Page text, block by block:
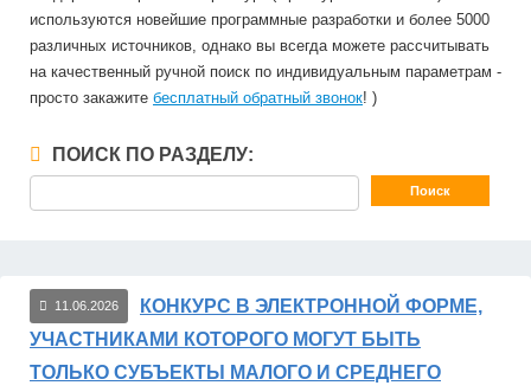
используются новейшие программные разработки и более 5000
различных источников, однако вы всегда можете рассчитывать
на качественный ручной поиск по индивидуальным параметрам -
просто закажите бесплатный обратный звонок! )
ПОИСК ПО РАЗДЕЛУ:
11.06.2026
КОНКУРС В ЭЛЕКТРОННОЙ ФОРМЕ,
УЧАСТНИКАМИ КОТОРОГО МОГУТ БЫТЬ
ТОЛЬКО СУБЪЕКТЫ МАЛОГО И СРЕДНЕГО